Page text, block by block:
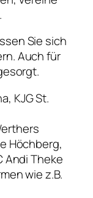
Sie sich
Auch für
KJG St.
Höchberg,
Andi Theke
wie z.B.